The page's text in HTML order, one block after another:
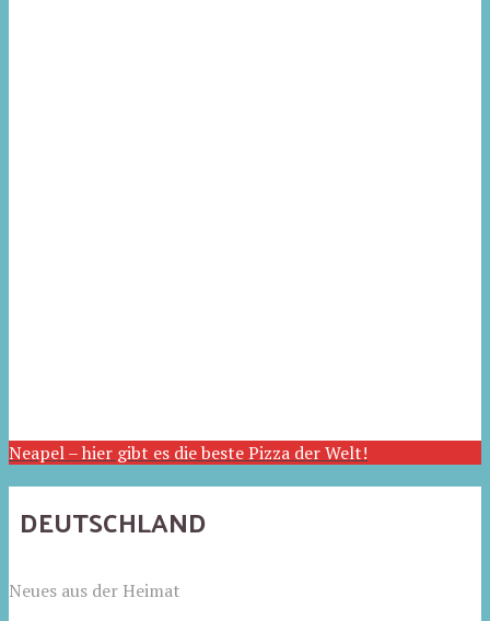
Neapel – hier gibt es die beste Pizza der Welt!
DEUTSCHLAND
Neues aus der Heimat